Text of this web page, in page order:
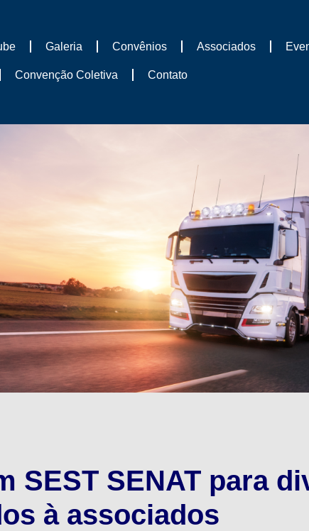
Galeria Convênios Associados
Convenção Coletiva Contato
SEST SENAT para
à associados